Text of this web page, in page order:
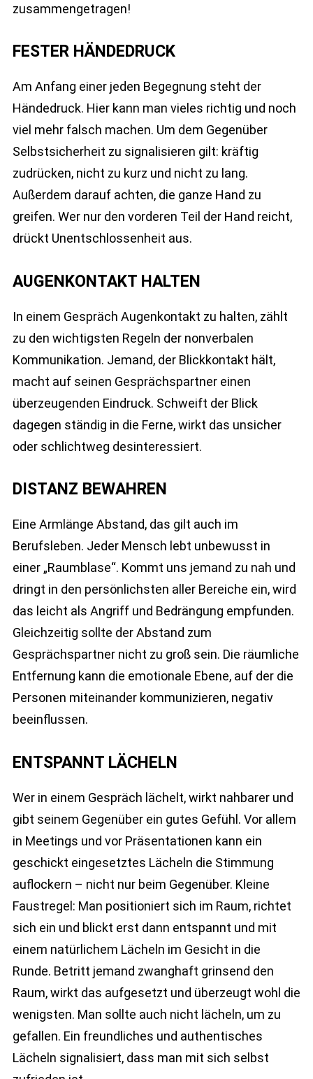
zusammengetragen!
FESTER HÄNDEDRUCK
Am Anfang einer jeden Begegnung steht der
Händedruck. Hier kann man vieles richtig und noch
viel mehr falsch machen. Um dem Gegenüber
Selbstsicherheit zu signalisieren gilt: kräftig
zudrücken, nicht zu kurz und nicht zu lang.
Außerdem darauf achten, die ganze Hand zu
greifen. Wer nur den vorderen Teil der Hand reicht,
drückt Unentschlossenheit aus.
AUGENKONTAKT HALTEN
In einem Gespräch Augenkontakt zu halten, zählt
zu den wichtigsten Regeln der nonverbalen
Kommunikation. Jemand, der Blickkontakt hält,
macht auf seinen Gesprächspartner einen
überzeugenden Eindruck. Schweift der Blick
dagegen ständig in die Ferne, wirkt das unsicher
oder schlichtweg desinteressiert.
DISTANZ BEWAHREN
Eine Armlänge Abstand, das gilt auch im
Berufsleben. Jeder Mensch lebt unbewusst in
einer „Raumblase“. Kommt uns jemand zu nah und
dringt in den persönlichsten aller Bereiche ein, wird
das leicht als Angriff und Bedrängung empfunden.
Gleichzeitig sollte der Abstand zum
Gesprächspartner nicht zu groß sein. Die räumliche
Entfernung kann die emotionale Ebene, auf der die
Personen miteinander kommunizieren, negativ
beeinflussen.
ENTSPANNT LÄCHELN
Wer in einem Gespräch lächelt, wirkt nahbarer und
gibt seinem Gegenüber ein gutes Gefühl. Vor allem
in Meetings und vor Präsentationen kann ein
geschickt eingesetztes Lächeln die Stimmung
auflockern – nicht nur beim Gegenüber. Kleine
Faustregel: Man positioniert sich im Raum, richtet
sich ein und blickt erst dann entspannt und mit
einem natürlichem Lächeln im Gesicht in die
Runde. Betritt jemand zwanghaft grinsend den
Raum, wirkt das aufgesetzt und überzeugt wohl die
wenigsten. Man sollte auch nicht lächeln, um zu
gefallen. Ein freundliches und authentisches
Lächeln signalisiert, dass man mit sich selbst